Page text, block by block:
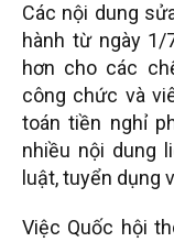
Các nội dung
hành từ ngày
hơn cho các
công chức và
toán tiền nghỉ
nhiều nội dung
luật, tuyển dụng
Việc Quốc hội